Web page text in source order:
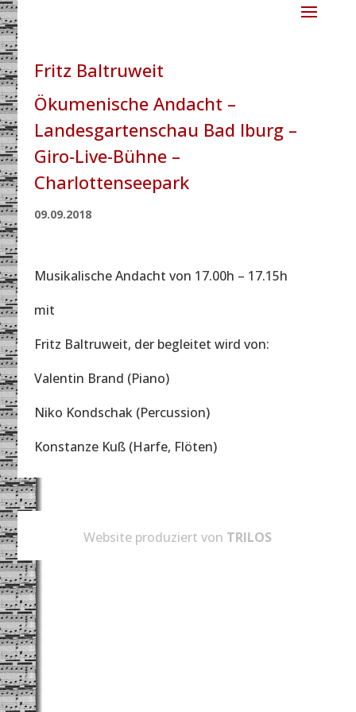
Fritz Baltruweit
Ökumenische Andacht –
Landesgartenschau Bad Iburg –
Giro-Live-Bühne –
Charlottenseepark
09.09.2018
Musikalische Andacht von 17.00h – 17.15h
mit
Fritz Baltruweit, der begleitet wird von:
Valentin Brand (Piano)
Niko Kondschak (Percussion)
Konstanze Kuß (Harfe, Flöten)
Website produziert von TRILOS